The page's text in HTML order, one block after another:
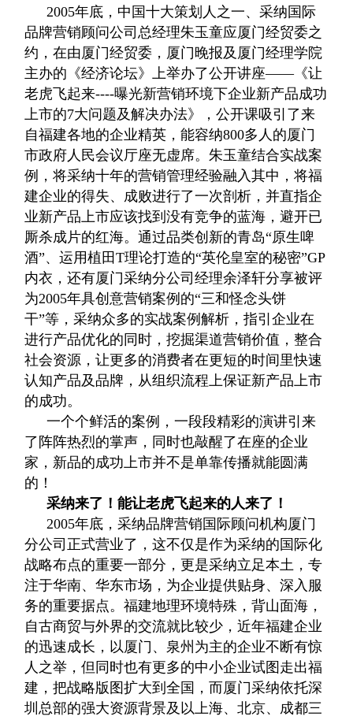
2005年底，中国十大策划人之一、采纳国际
品牌营销顾问公司总经理朱玉童应厦门经贸委之
约，在由厦门经贸委，厦门晚报及厦门经理学院
主办的《经济论坛》上举办了公开讲座——《让
老虎飞起来----曝光新营销环境下企业新产品成功
上市的7大问题及解决办法》，公开课吸引了来
自福建各地的企业精英，能容纳800多人的厦门
市政府人民会议厅座无虚席。朱玉童结合实战案
例，将采纳十年的营销管理经验融入其中，将福
建企业的得失、成败进行了一次剖析，并直指企
业新产品上市应该找到没有竞争的蓝海，避开已
厮杀成片的红海。通过品类创新的青岛“原生啤
酒”、运用植田T理论打造的“英伦皇室的秘密”GP
内衣，还有厦门采纳分公司经理余泽轩分享被评
为2005年具创意营销案例的“三和怪念头饼
干”等，采纳众多的实战案例解析，指引企业在
进行产品优化的同时，挖掘渠道营销价值，整合
社会资源，让更多的消费者在更短的时间里快速
认知产品及品牌，从组织流程上保证新产品上市
的成功。
一个个鲜活的案例，一段段精彩的演讲引来
了阵阵热烈的掌声，同时也敲醒了在座的企业
家，新品的成功上市并不是单靠传播就能圆满
的！
采纳来了！能让老虎飞起来的人来了！
2005年底，采纳品牌营销国际顾问机构厦门
分公司正式营业了，这不仅是作为采纳的国际化
战略布点的重要一部分，更是采纳立足本土，专
注于华南、华东市场，为企业提供贴身、深入服
务的重要据点。福建地理环境特殊，背山面海，
自古商贸与外界的交流就比较少，近年福建企业
的迅速成长，以厦门、泉州为主的企业不断有惊
人之举，但同时也有更多的中小企业试图走出福
建，把战略版图扩大到全国，而厦门采纳依托深
圳总部的强大资源背景及以上海、北京、成都三